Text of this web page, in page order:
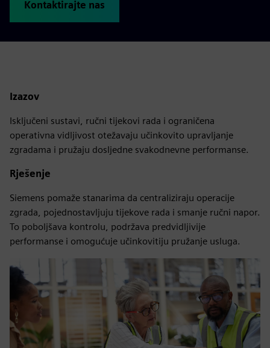
Kontaktirajte nas
Izazov
Isključeni sustavi, ručni tijekovi rada i ograničena
operativna vidljivost otežavaju učinkovito upravljanje
zgradama i pružaju dosljedne svakodnevne performanse.
Rješenje
Siemens pomaže stanarima da centraliziraju operacije
zgrada, pojednostavljuju tijekove rada i smanje ručni napor.
To poboljšava kontrolu, podržava predvidljivije
performanse i omogućuje učinkovitiju pružanje usluga.